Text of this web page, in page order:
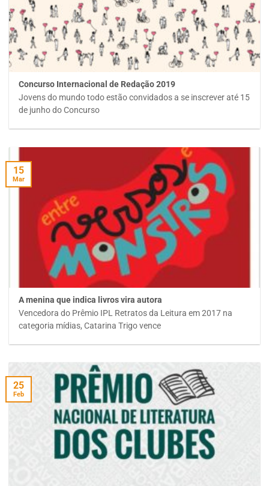
Concurso Internacional de Redação 2019
Jovens do mundo todo estão convidados a se inscrever até 15
de junho do Concurso
A menina que indica livros vira autora
Vencedora do Prêmio IPL Retratos da Leitura em 2017 na
categoria mídias, Catarina Trigo vence
15
Mar
25
Feb